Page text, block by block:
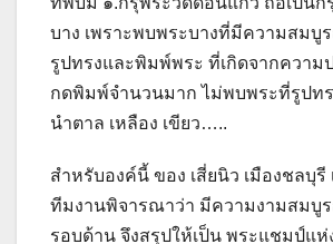
บาง เพราะพบพระบางที่มีความสมบู
รูปทรงและพิมพ์พระ ที่เกิดจากความ
กดพิมพ์จำนวนมาก ไม่พบพระที่รูปทร
นำตาล เหลือง เขียว…..
สำหรับองค์นี้ ของ เสี่ยนิว เมืองชลบุรี
ทีมงานพิจารณาว่า มีความงามสมบู
รอบด้าน จึงสรุปให้เป็น พระแชมป์แห่